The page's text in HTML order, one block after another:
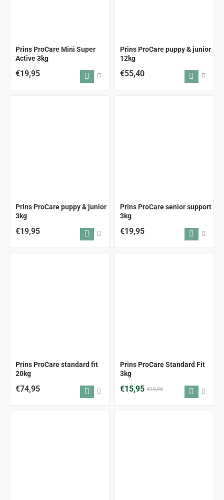
Prins ProCare Mini Super
Active 3kg
€19,95
Prins ProCare puppy & junior
12kg
€55,40
Prins ProCare puppy & junior
3kg
€19,95
Prins ProCare senior support
3kg
€19,95
Prins ProCare standard fit
20kg
€74,95
-20%
Prins ProCare Standard Fit
3kg
€15,95 €19,95